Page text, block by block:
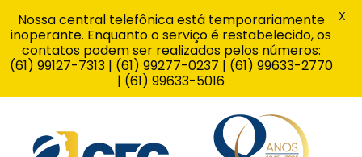
Nossa central telefônica está temporariamente
inoperante. Enquanto o serviço é restabelecido, os
contatos podem ser realizados pelos números:
(61) 99127-7313 | (61) 99277-0237 | (61) 99633-2770
| (61) 99633-5016
X